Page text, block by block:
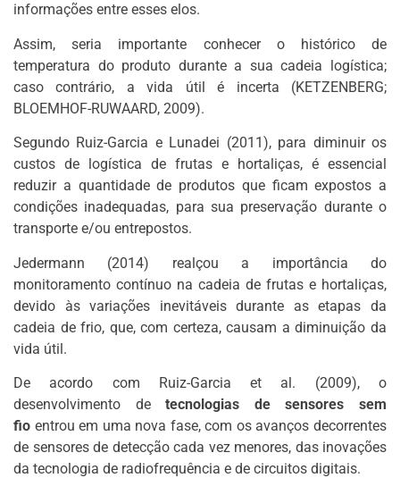
informações entre esses elos.
Assim, seria importante conhecer o histórico de
temperatura do produto durante a sua cadeia logística;
caso contrário, a vida útil é incerta (KETZENBERG;
BLOEMHOF-RUWAARD, 2009).
Segundo Ruiz-Garcia e Lunadei (2011), para diminuir os
custos de logística de frutas e hortaliças, é essencial
reduzir a quantidade de produtos que ficam expostos a
condições inadequadas, para sua preservação durante o
transporte e/ou entrepostos.
Jedermann (2014) realçou a importância do
monitoramento contínuo na cadeia de frutas e hortaliças,
devido às variações inevitáveis durante as etapas da
cadeia de frio, que, com certeza, causam a diminuição da
vida útil.
De acordo com Ruiz-Garcia et al. (2009), o
desenvolvimento detecnologias de sensores sem
fio entrou em uma nova fase, com os avanços decorrentes
de sensores de detecção cada vez menores, das inovações
da tecnologia de radiofrequência e de circuitos digitais.